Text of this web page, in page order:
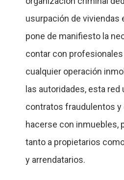
usurpación de viviendas
pone de manifiesto la
contar con
cualquier operación
las autoridades, esta red
contratos fraudulentos y
hacerse con inmuebles,
tanto a propietarios
y arrendatarios.